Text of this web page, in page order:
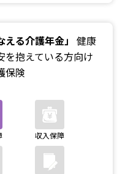
える介護年金」 健康
を抱えている方向け
保険